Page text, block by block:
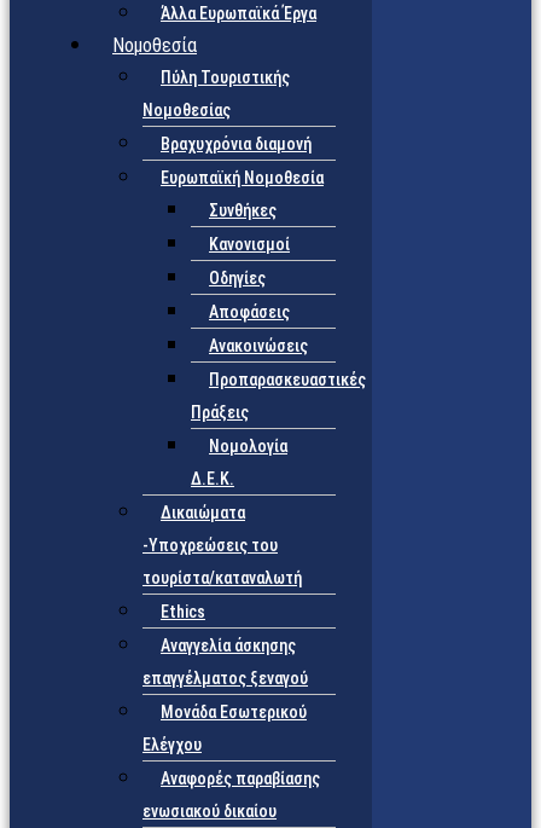
Άλλα Ευρωπαϊκά Έργα
Νομοθεσία
Πύλη Τουριστικής
Νομοθεσίας
Βραχυχρόνια διαμονή
Ευρωπαϊκή Νομοθεσία
Συνθήκες
Κανονισμοί
Οδηγίες
Αποφάσεις
Ανακοινώσεις
Προπαρασκευαστικές
Πράξεις
Νομολογία
Δ.Ε.Κ.
Δικαιώματα
-Υποχρεώσεις του
τουρίστα/καταναλωτή
Ethics
Αναγγελία άσκησης
επαγγέλματος ξεναγού
Μονάδα Εσωτερικού
Ελέγχου
Αναφορές παραβίασης
ενωσιακού δικαίου